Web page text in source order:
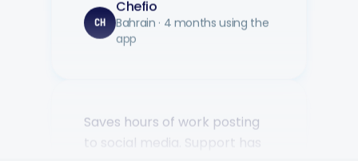
app
to social media. Support has
been second to none — every